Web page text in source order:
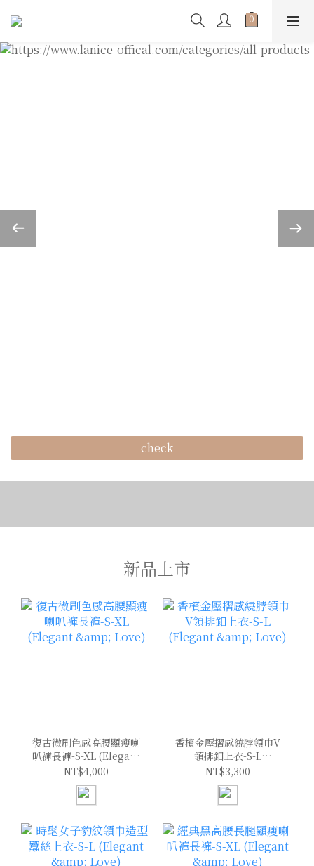
check
新品上市
復古微刷色感高腰顯瘦喇
叭褲長褲-S-XL (Elegant
& Love)
NT$4,000
香檳金壓摺感繞脖領巾V
領排釦上衣-S-L
(Elegant & Love)
NT$3,300